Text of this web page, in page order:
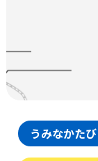
うみなかたび